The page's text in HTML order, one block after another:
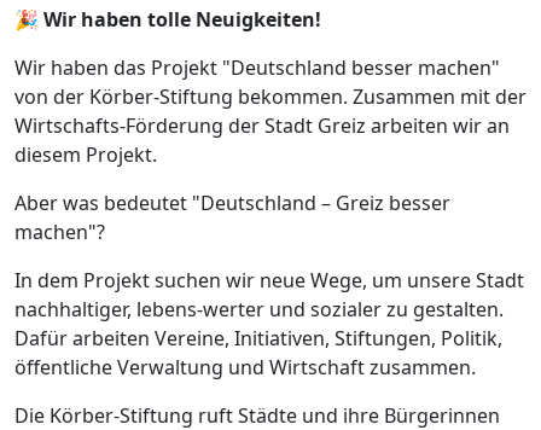
🎉 Wir haben tolle Neuigkeiten!
Wir haben das Projekt "Deutschland besser machen"
von der Körber-Stiftung bekommen. Zusammen mit der
Wirtschafts-Förderung der Stadt Greiz arbeiten wir an
diesem Projekt.
Aber was bedeutet "Deutschland – Greiz besser
machen"?
In dem Projekt suchen wir neue Wege, um unsere Stadt
nachhaltiger, lebens-werter und sozialer zu gestalten.
Dafür arbeiten Vereine, Initiativen, Stiftungen, Politik,
öffentliche Verwaltung und Wirtschaft zusammen.
Die Körber-Stiftung ruft Städte und ihre Bürgerinnen